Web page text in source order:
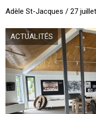
Adèle St-Jacques / 27
ACTUALITÉS